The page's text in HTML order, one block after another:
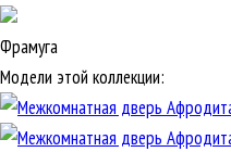
Фрамуга
Модели этой коллекции: